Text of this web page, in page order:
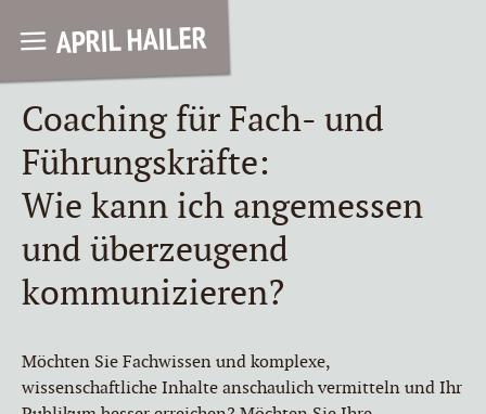
APRIL HAILER
Coaching für Fach- und
Führungskräfte:
Wie kann ich angemessen
und überzeugend
kommunizieren?
Möchten Sie Fachwissen und komplexe,
wissenschaftliche Inhalte anschaulich vermitteln und Ihr